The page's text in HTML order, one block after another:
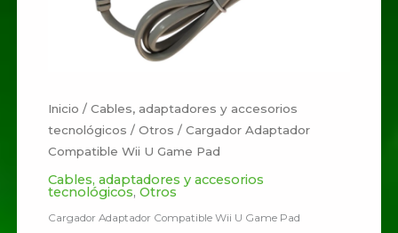
Inicio /Cables, adaptadores y accesorios
tecnológicos /Otros / Cargador Adaptador
Compatible Wii U Game Pad
Cables, adaptadores y accesorios
tecnológicos,Otros
Cargador Adaptador Compatible Wii U Game Pad